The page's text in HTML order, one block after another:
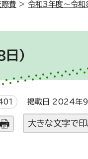
費 > 令和3年度～令和
）
掲載日 2024年9
大きな文字で印